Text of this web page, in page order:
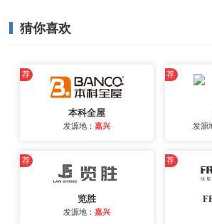
猜你喜欢
荐
本科全屋
发源地：嘉兴
荐
发源
荐
览胜
发源地：嘉兴
荐